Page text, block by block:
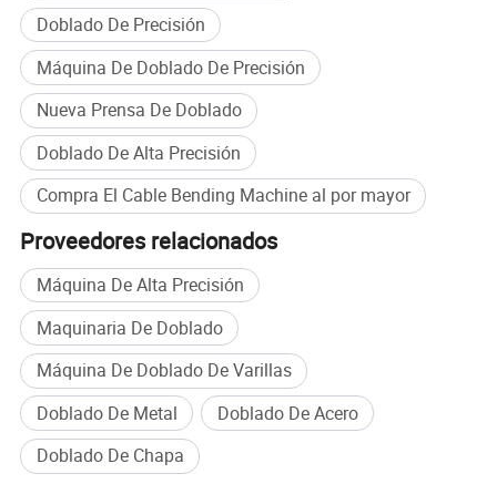
Doblado De Precisión
Máquina De Doblado De Precisión
Nueva Prensa De Doblado
Doblado De Alta Precisión
Compra El Cable Bending Machine al por mayor
Proveedores relacionados
Máquina De Alta Precisión
Maquinaria De Doblado
Máquina De Doblado De Varillas
Doblado De Metal
Doblado De Acero
Doblado De Chapa